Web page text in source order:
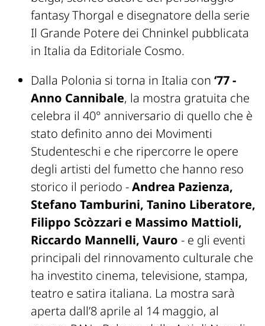
fantasy Thorgal e disegnatore della serie
Il Grande Potere dei Chninkel pubblicata
in Italia da Editoriale Cosmo.
Dalla Polonia si torna in Italia con ‘77 -
Anno Cannibale, la mostra gratuita che
celebra il 40° anniversario di quello che è
stato definito anno dei Movimenti
Studenteschi e che ripercorre le opere
degli artisti del fumetto che hanno reso
storico il periodo -Andrea Pazienza,
Stefano Tamburini, Tanino Liberatore,
Filippo Scòzzari e Massimo Mattioli,
Riccardo Mannelli, Vauro - e gli eventi
principali del rinnovamento culturale che
ha investito cinema, televisione, stampa,
teatro e satira italiana. La mostra sarà
aperta dall’8 aprile al 14 maggio, al